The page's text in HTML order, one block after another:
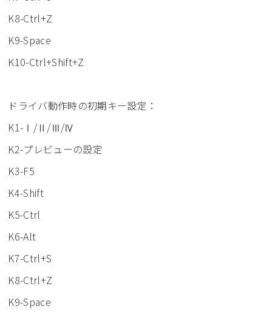
K8-Ctrl+Z
K9-Space
K10-Ctrl+Shift+Z
ドライバ動作時の初期キー設定：
K1-Ⅰ/Ⅱ/Ⅲ/Ⅳ
K2-プレビューの設定
K3-F5
K4-Shift
K5-Ctrl
K6-Alt
K7-Ctrl+S
K8-Ctrl+Z
K9-Space